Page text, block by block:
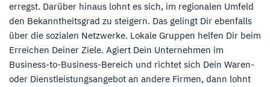
erregst. Darüber hinaus lohnt es sich, im regionalen Umfeld
den Bekanntheitsgrad zu steigern. Das gelingt Dir ebenfalls
über die sozialen Netzwerke. Lokale Gruppen helfen Dir beim
Erreichen Deiner Ziele. Agiert Dein Unternehmen im
Business-to-Business-Bereich und richtet sich Dein Waren-
oder Dienstleistungsangebot an andere Firmen, dann lohnt